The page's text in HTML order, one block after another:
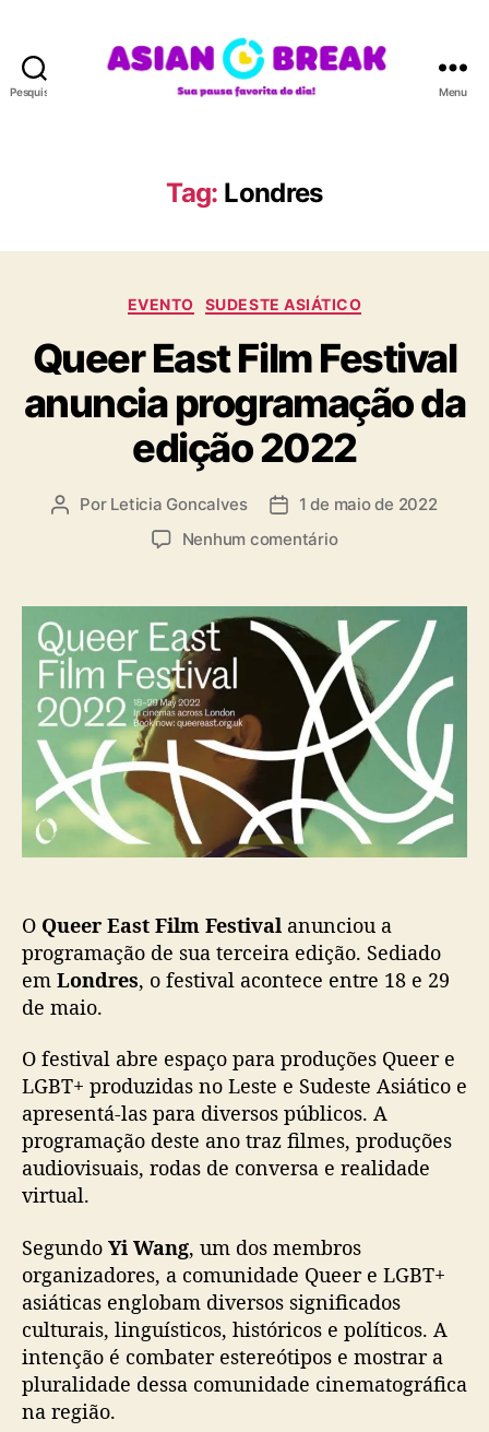
Pesquisar
A
N
R
A
Menu
Tag: Londres
C
t
e
g
o
r
i
s
EVENTO SUDESTE ASIÁTICO
Queer East Film Festival
anuncia programação da
edição 2022
A
r
d
o
p
o
s
Por Leticia Goncalves
D
d
e
p
i
ç
ã
1 de maio de 2022
Nenhum comentárioe
u
e
e
r
a
t
F
i
l
e
s
l
a
n
u
n
p
r
o
g
r
a
O Queer East Film Festival anunciou a
programação de sua terceira edição. Sediado
em Londres, o festival acontece entre 18 e 29
de maio.
O festival abre espaço para produções Queer e
LGBT+ produzidas no Leste e Sudeste Asiático e
apresentá-las para diversos públicos. A
programação deste ano traz filmes, produções
audiovisuais, rodas de conversa e realidade
virtual.
Segundo Yi Wang, um dos membros
organizadores, a comunidade Queer e LGBT+
asiáticas englobam diversos significados
culturais, linguísticos, históricos e políticos. A
intenção é combater estereótipos e mostrar a
pluralidade dessa comunidade cinematográfica
na região.